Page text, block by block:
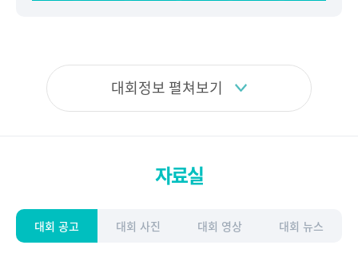
대회정보 펼쳐보기
자료실
대회 공고 대회 사진 대회 영상 대회 뉴스